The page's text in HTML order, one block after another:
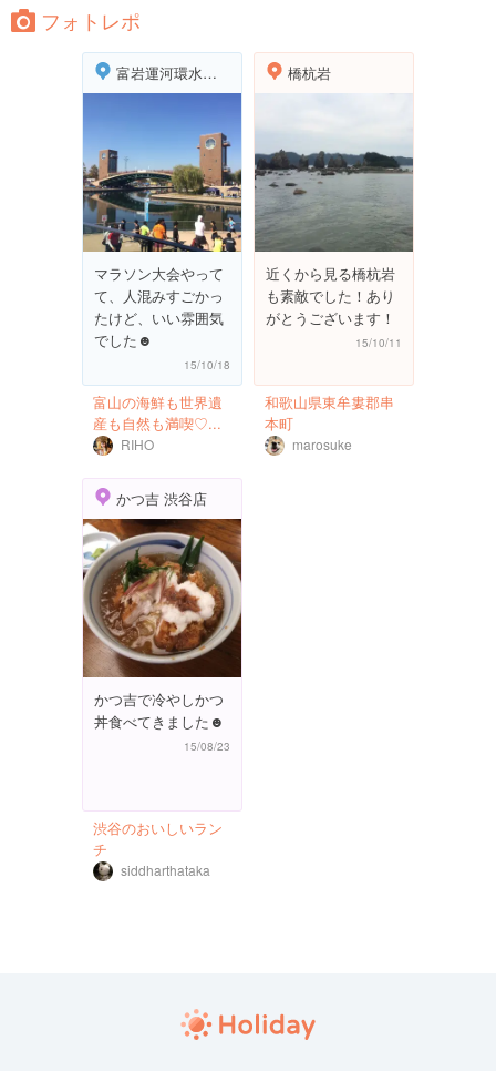
フォトレポ
富岩運河環水公園
マラソン大会やって
て、人混みすごかっ
たけど、いい雰囲気
でした☻
15/10/18
富山の海鮮も世界遺
産も自然も満喫♡...
RIHO
橋杭岩
近くから見る橋杭岩
も素敵でした！あり
がとうございます！
15/10/11
和歌山県東牟婁郡串
本町
marosuke
かつ吉 渋谷店
かつ吉で冷やしかつ
丼食べてきました☻
15/08/23
渋谷のおいしいラン
チ
siddharthataka